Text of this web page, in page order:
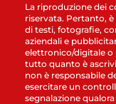
La riproduzione dei
riservata. Pertanto, è
di testi, fotografie,
aziendali e
elettronico/digitale o
tutto quanto è
non è responsabile
esercitare un
segnalazione